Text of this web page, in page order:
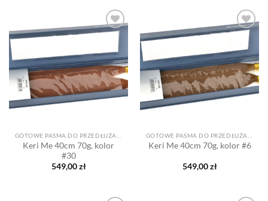
Dodaj
do listy
życzeń
Keri Me 40cm 70g, kolor
#30
549,00zł
Dodaj
do listy
życzeń
Keri Me 40cm 70g, kolor #6
549,00zł